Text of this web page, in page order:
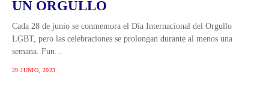
UN ORGULLO
Cada 28 de junio se conmemora el Día Internacional del Orgullo
LGBT, pero las celebraciones se prolongan durante al menos una
semana. Fun...
29 JUNIO, 2023